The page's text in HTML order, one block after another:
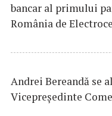
bancar al primului
România de
Andrei Bereandă se
Vicepreședinte